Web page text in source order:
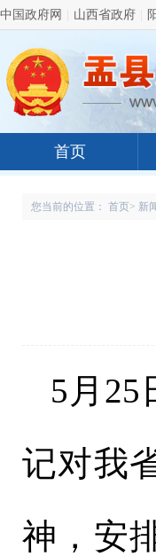
中国政府网 山西省政府
首页
您当前的位置： 首页> 新
5月25
记对我
神，安